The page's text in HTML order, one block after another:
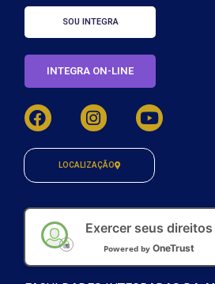
SOU INTEGRA
INTEGRA ON-LINE
LOCALIZAÇÃO
Exercer seus direitos
Powered by OneTrust